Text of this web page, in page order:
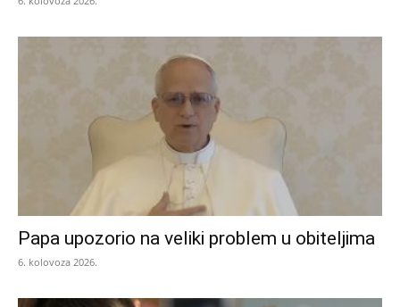
Papa upozorio na veliki problem u obiteljima
6. kolovoza 2026.